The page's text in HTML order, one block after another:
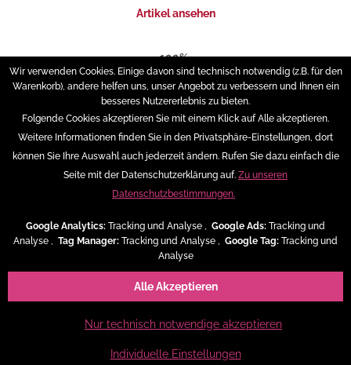
Artikel ansehen
100%...
"Die Torte sah sehr schön aus und war unglaublich lecker. Wir
konnten schon vorab bei..."
Michaela Unger
Artikel ansehen
Service Hotline
Shop Service
Informationen
Versand & Zahlungsarten
* Alle Preise inkl. gesetzl. Mehrwertsteuer zzgl.
Wir verwenden Cookies. Einige davon sind technisch notwendig (z.B. für den
Warenkorb), andere helfen uns, unser Angebot zu verbessern und Ihnen ein
besseres Nutzererlebnis zu bieten.
Folgende Cookies akzeptieren Sie mit einem Klick auf Alle akzeptieren.
Weitere Informationen finden Sie in den Privatsphäre-Einstellungen, dort
können Sie Ihre Auswahl auch jederzeit ändern. Rufen Sie dazu einfach die
Seite mit der Datenschutzerklärung auf. Zu unseren
Datenschutzbestimmungen.
Google Analytics: Tracking und Analyse , Google Ads: Tracking und
Analyse , Tag Manager: Tracking und Analyse , Google Tag: Tracking und
Analyse
Individuelle Einstellungen
Nur technisch notwendige akzeptieren
Alle Akzeptieren